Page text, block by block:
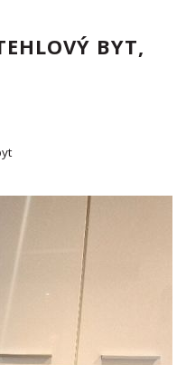
BYT,